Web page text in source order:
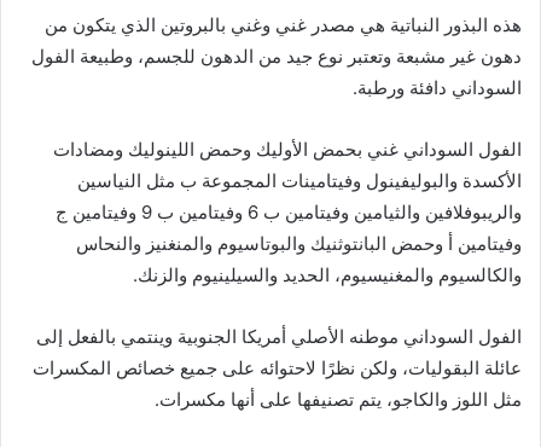
هذه البذور النباتية هي مصدر غني وغني بالبروتين الذي يتكون من
دهون غير مشبعة وتعتبر نوع جيد من الدهون للجسم، وطبيعة الفول
السوداني دافئة ورطبة.
الفول السوداني غني بحمض الأوليك وحمض اللينوليك ومضادات
الأكسدة والبوليفينول وفيتامينات المجموعة ب مثل النياسين
والريبوفلافين والثيامين وفيتامين ب 6 وفيتامين ب 9 وفيتامين ج
وفيتامين أ وحمض البانتوثنيك والبوتاسيوم والمنغنيز والنحاس
والكالسيوم والمغنيسيوم، الحديد والسيلينيوم والزنك.
الفول السوداني موطنه الأصلي أمريكا الجنوبية وينتمي بالفعل إلى
عائلة البقوليات، ولكن نظرًا لاحتوائه على جميع خصائص المكسرات
مثل اللوز والكاجو، يتم تصنيفها على أنها مكسرات.